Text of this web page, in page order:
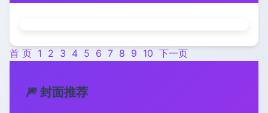
首 页 1 2 3 4 5 6 7 8 9 10 下一页
🎆 封面推荐